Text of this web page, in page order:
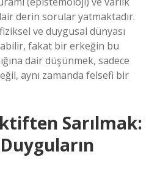
derin sorular yatmaktadır.
ve duygusal dünyası
fakat bir erkeğin bu
dair düşünmek, sadece
aynı zamanda felsefi bir
Sarılmak: